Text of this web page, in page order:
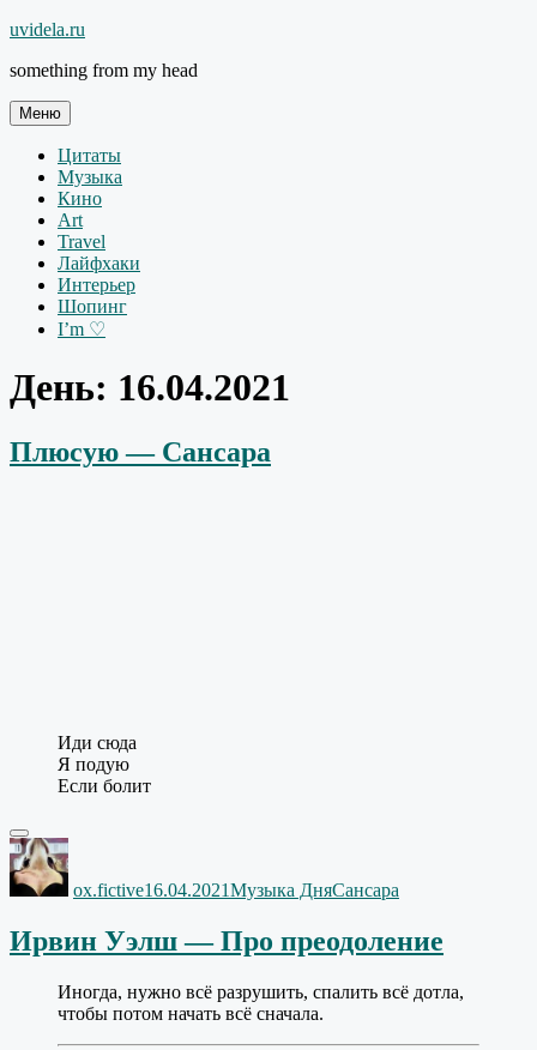
Перейти
содержимому
uvidela.ru
something from my head
Меню
Цитаты
Музыка
Кино
Art
Travel
Лайфхаки
Интерьер
Шопинг
I’m ♡
День: 16.04.2021
Плюсую — Сансара
Иди сюда
Я подую
Если болит
Автор
ox.fictive16.04.2021Музыка ДняСансара
Ирвин Уэлш — Про преодоление
Иногда, нужно всё разрушить, спалить всё дотла,
чтобы потом начать всё сначала.